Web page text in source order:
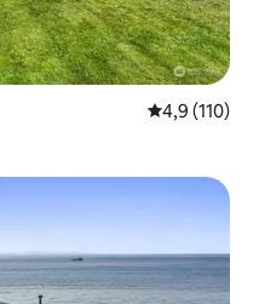
5 üzerinden
4,9 (110)